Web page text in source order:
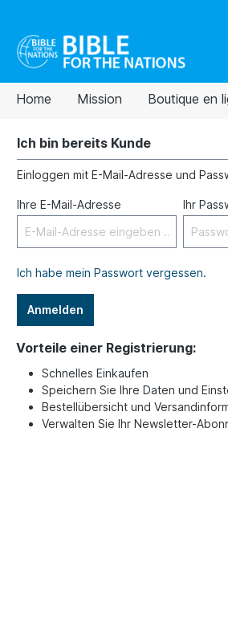
Home Mission Boutique en
Ich bin bereits Kunde
Einloggen mit E-Mail-Adresse und
Ihre E-Mail-Adresse Ihr
Ich habe mein Passwort vergessen.
Anmelden
Vorteile einer Registrierung:
Schnelles Einkaufen
Speichern Sie Ihre Daten und
Bestellübersicht und
Verwalten Sie Ihr Newsletter-